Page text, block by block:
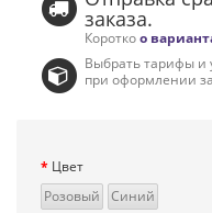
заказа.
Короткоо
Выбрать тарифы и
при оформлении
Цвет
Розовый
Синий